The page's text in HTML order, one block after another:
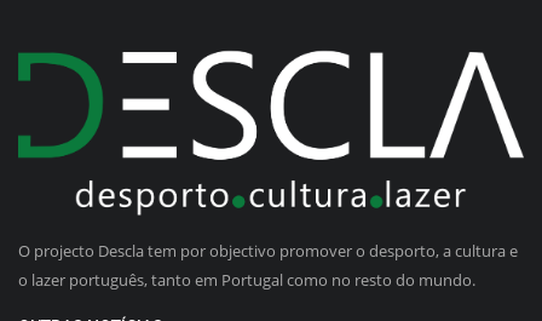
O projecto Descla tem por objectivo promover o desporto, a cultura e
o lazer português, tanto em Portugal como no resto do mundo.